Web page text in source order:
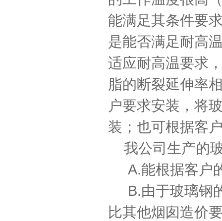
能满足其条件要
是能否满足耐高
适应耐高温要求
脂的断裂延伸率
户要求安装，将
装；也可根据客
我公司生产的
A.能根据客户
B.由于玻璃钢
比其他烟囱造价